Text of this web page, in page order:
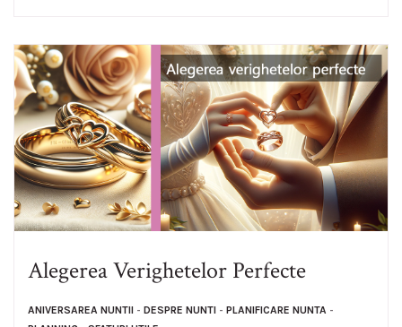
Alegerea Verighetelor Perfecte
ANIVERSAREA NUNTII - DESPRE NUNTI - PLANIFICARE NUNTA -